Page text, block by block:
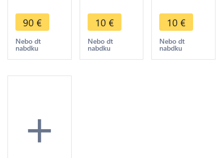
0.05 Lek
Vittorio
Emanuele III
Double
Forgery
90 €
Nebo dt
nabdku
Vittorio
Emanuele III
Italian
Occupation
10 €
Nebo dt
nabdku
Vittorio
Emanuele III
Italian
Occupation
10 €
Nebo dt
nabdku
+